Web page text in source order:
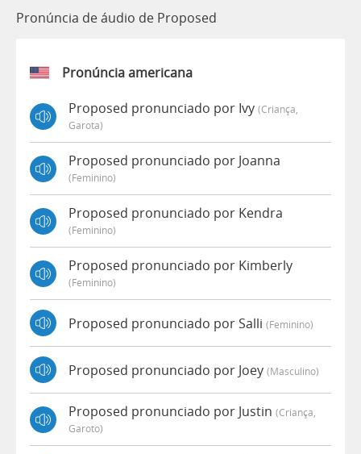
Pronúncia de áudio de Proposed
Pronúncia americana
Proposed pronunciado por Ivy (criança,
Garota)
Proposed pronunciado por Joanna
(feminino)
Proposed pronunciado por Kendra
(feminino)
Proposed pronunciado por Kimberly
(feminino)
Proposed pronunciado por Salli (feminino)
Proposed pronunciado por Joey (masculino)
Proposed pronunciado por Justin (criança,
Garoto)